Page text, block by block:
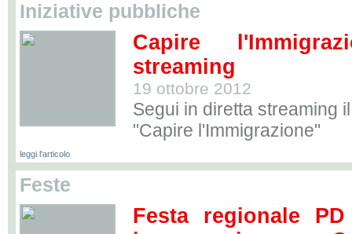
Iniziative pubbliche
Capire
streaming
19 ottobre 2012
Segui in diretta streaming
"Capire l'Immigrazione"
leggi l'articolo
Feste
Festa regionale